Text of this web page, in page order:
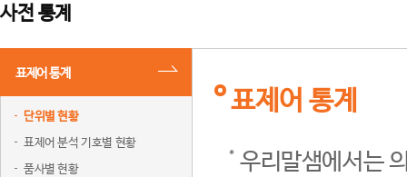
사전 통계
표제어 통계
단위별 현황
표제어 분석 기호별 현황
품사별 현황
표제어 통계
우리말샘에서는